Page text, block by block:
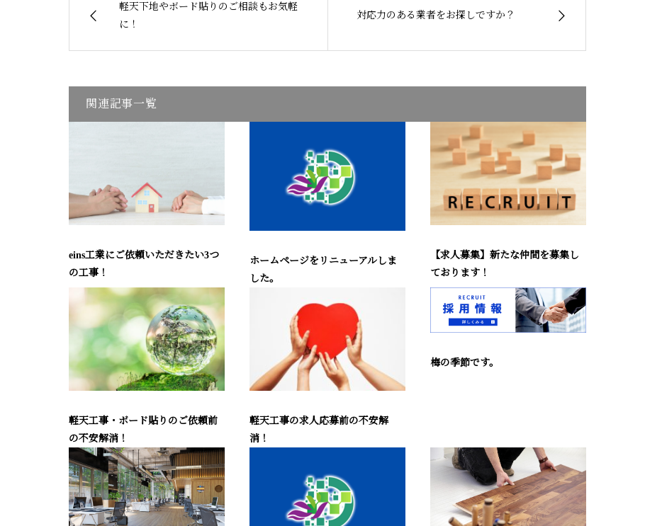
軽天下地やボード貼りのご相談もお気軽
に！
対応力のある業者をお探しですか？
関連記事一覧
eins工業にご依頼いただきたい3つ
の工事！
ホームページをリニューアルしま
した。
【求人募集】新たな仲間を募集し
ております！
軽天工事・ボード貼りのご依頼前
の不安解消！
軽天工事の求人応募前の不安解
消！
梅の季節です。